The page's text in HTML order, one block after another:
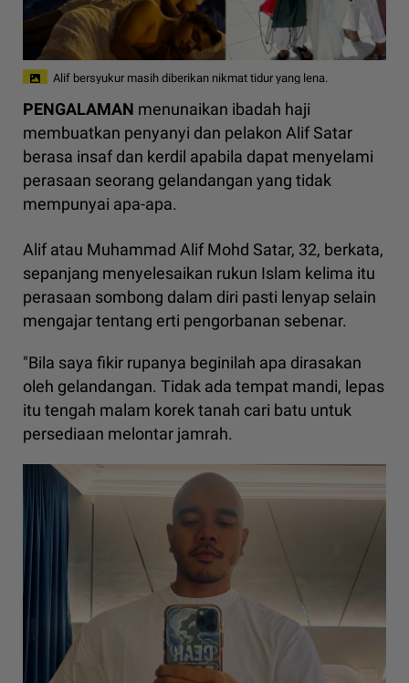
Alif bersyukur masih diberikan nikmat tidur yang lena.
PENGALAMAN menunaikan ibadah haji
membuatkan penyanyi dan pelakon Alif Satar
berasa insaf dan kerdil apabila dapat menyelami
perasaan seorang gelandangan yang tidak
mempunyai apa-apa.
Alif atau Muhammad Alif Mohd Satar, 32, berkata,
sepanjang menyelesaikan rukun Islam kelima itu
perasaan sombong dalam diri pasti lenyap selain
mengajar tentang erti pengorbanan sebenar.
"Bila saya fikir rupanya beginilah apa dirasakan
oleh gelandangan. Tidak ada tempat mandi, lepas
itu tengah malam korek tanah cari batu untuk
persediaan melontar jamrah.